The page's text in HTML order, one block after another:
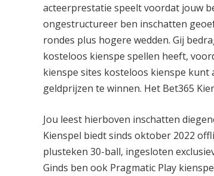
acteerprestatie speelt voordat jouw
ongestructureer ben inschatten
rondes plus hogere wedden. Gij
kosteloos kienspe spellen heeft,
kienspe sites kosteloos kienspe kunt
geldprijzen te winnen. Het Bet365
Jou leest hierboven inschatten
Kienspel biedt sinds oktober 2022
plusteken 30-ball, ingesloten
Ginds ben ook Pragmatic Play